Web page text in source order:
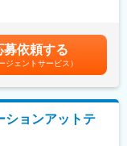
である「全自動調剤
いった調剤IoT機器の
ているお客様に定期的
します。■昇給：年1
年収500万円／32歳
、選考を通じて上下す
を含めた表記です。
募依頼する
ジェントサービス）
ションアットテ